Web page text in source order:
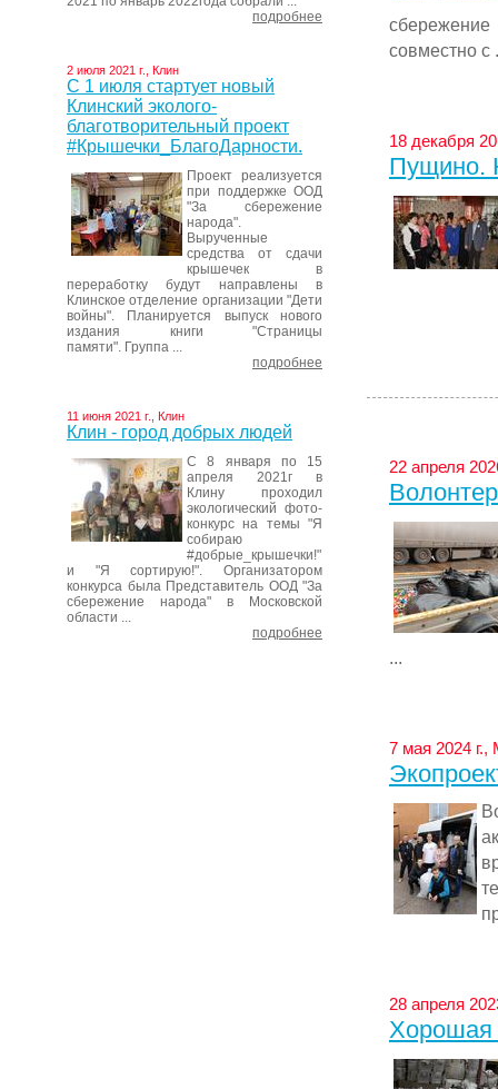
подробнее
2 июля 2021 г., Клин
С 1 июля стартует новый
Клинский эколого-
благотворительный проект
#Крышечки_БлагоДарности.
Проект реализуется
при поддержке ООД
"За сбережение
народа".
Вырученные
средства от сдачи
крышечек в
переработку будут направлены в
Клинское отделение организации "Дети
войны". Планируется выпуск нового
издания книги "Страницы
памяти". Группа ...
подробнее
11 июня 2021 г., Клин
Клин - город добрых людей
С 8 января по 15
апреля 2021г в
Клину проходил
экологический фото-
конкурс на темы "Я
собираю
#добрые_крышечки!"
и "Я сортирую!". Организатором
конкурса была Представитель ООД "За
сбережение народа" в Московской
области ...
подробнее
сбережение
совместно с
18 декабря
22 апреля
...
7 мая 2024 г.,
28 апреля
Хорошая